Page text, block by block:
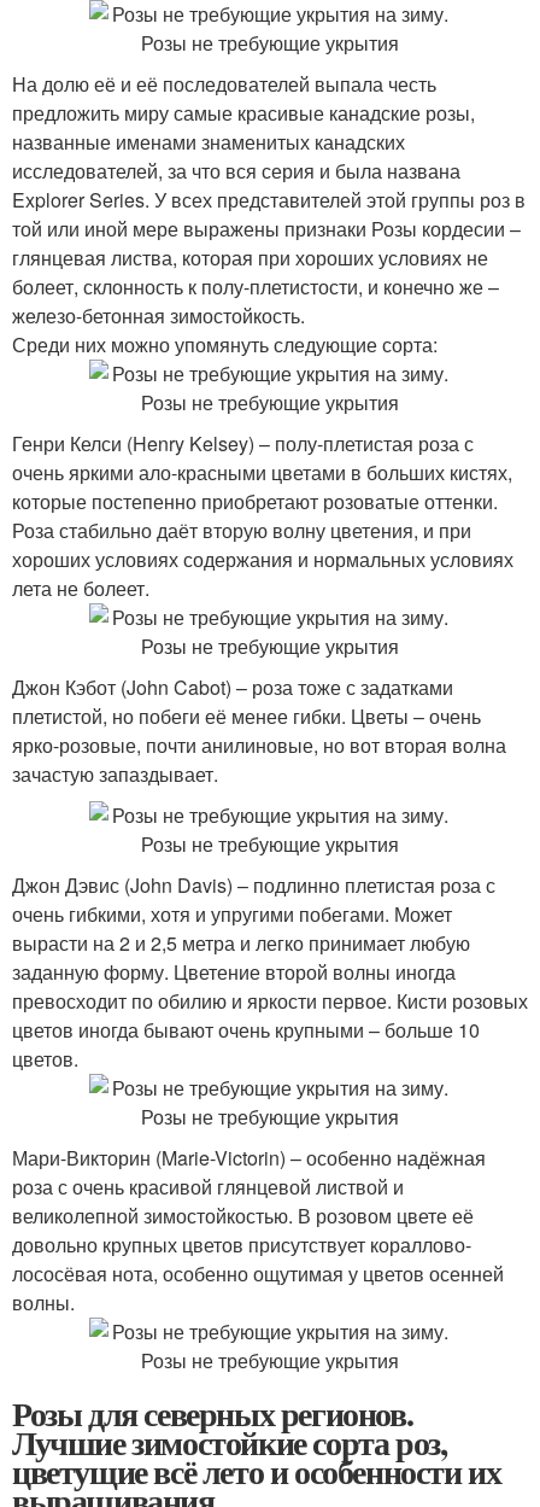
На долю её и её последователей выпала честь
предложить миру самые красивые канадские розы,
названные именами знаменитых канадских
исследователей, за что вся серия и была названа
Explorer Series. У всех представителей этой группы роз в
той или иной мере выражены признаки Розы кордесии –
глянцевая листва, которая при хороших условиях не
болеет, склонность к полу-плетистости, и конечно же –
железо-бетонная зимостойкость.
Среди них можно упомянуть следующие сорта:
Генри Келси (Henry Kelsey) – полу-плетистая роза с
очень яркими ало-красными цветами в больших кистях,
которые постепенно приобретают розоватые оттенки.
Роза стабильно даёт вторую волну цветения, и при
хороших условиях содержания и нормальных условиях
лета не болеет.
Джон Кэбот (John Cabot) – роза тоже с задатками
плетистой, но побеги её менее гибки. Цветы – очень
ярко-розовые, почти анилиновые, но вот вторая волна
зачастую запаздывает.
Джон Дэвис (John Davis) – подлинно плетистая роза с
очень гибкими, хотя и упругими побегами. Может
вырасти на 2 и 2,5 метра и легко принимает любую
заданную форму. Цветение второй волны иногда
превосходит по обилию и яркости первое. Кисти розовых
цветов иногда бывают очень крупными – больше 10
цветов.
Мари-Викторин (Marie-Victorin) – особенно надёжная
роза с очень красивой глянцевой листвой и
великолепной зимостойкостью. В розовом цвете её
довольно крупных цветов присутствует кораллово-
лососёвая нота, особенно ощутимая у цветов осенней
волны.
Розы для северных регионов.
Лучшие зимостойкие сорта роз,
цветущие всё лето и особенности их